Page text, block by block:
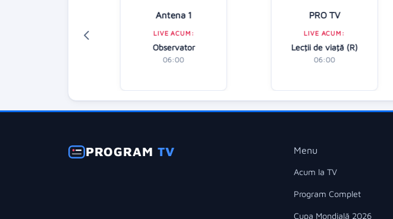
Antena 1
LIVE ACUM:
Observator
06:00
PRO TV
LIVE ACUM:
Lecţii de viaţă (R)
06:00
PROGRAMTV Menu
Acum la TV
Program Complet
Cupa Mondială 2026